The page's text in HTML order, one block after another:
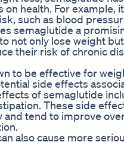
health. For example,
such as blood
semaglutide a
not only lose weight
their risk of chronic
to be effective for
side effects
of semaglutide
These side
tend to improve
also cause more